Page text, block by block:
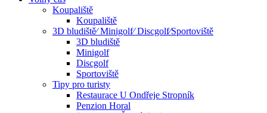
Koupaliště
Koupaliště
3D bludiště⁄ Minigolf⁄ Discgolf⁄Sportoviště
3D bludiště
Minigolf
Discgolf
Sportoviště
Tipy pro turisty
Restaurace U Ondřeje Stropník
Penzion Horal